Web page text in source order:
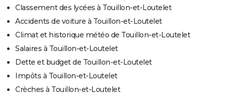
Classement des lycées à Touillon-et-Loutelet
Accidents de voiture à Touillon-et-Loutelet
Climat et historique météo de Touillon-et-Loutelet
Salaires à Touillon-et-Loutelet
Dette et budget de Touillon-et-Loutelet
Impôts à Touillon-et-Loutelet
Crèches à Touillon-et-Loutelet